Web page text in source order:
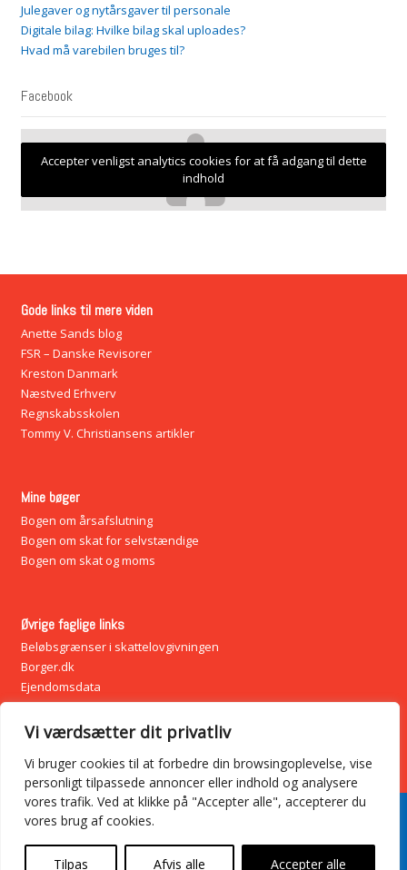
Vi værdsætter dit privatliv
Vi bruger cookies til at forbedre din browsingoplevelse, vise
personligt tilpassede annoncer eller indhold og analysere
vores trafik. Ved at klikke på "Accepter alle", accepterer du
vores brug af cookies.
Tilpas Afvis alle Accepter alle
Julegaver og nytårsgaver til personale
Digitale bilag: Hvilke bilag skal uploades?
Hvad må varebilen bruges til?
Facebook
Accepter venligst analytics cookies for at få adgang til dette
indhold
Gode links til mere viden
Anette Sands blog
FSR – Danske Revisorer
Kreston Danmark
Næstved Erhverv
Regnskabsskolen
Tommy V. Christiansens artikler
Mine bøger
Bogen om årsafslutning
Bogen om skat for selvstændige
Bogen om skat og moms
Øvrige faglige links
Beløbsgrænser i skattelovgivningen
Borger.dk
Ejendomsdata
Vækstfonden
Virk.dk – Virksomhedernes indgang
© 2026 Revision i København – Hjælp til regnskab. All Rights
E-mail:revsbaek@revsbaek-revision.dk